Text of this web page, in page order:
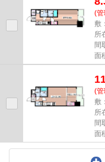
(
敷
所
間
面
(
敷
所
間
面